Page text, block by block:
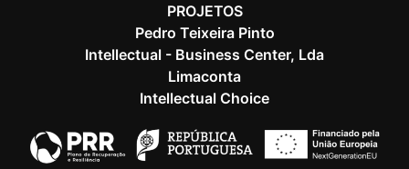
Contactos Recrutamento Política de Privacidade
PROJETOS
Pedro Teixeira Pinto
Intellectual - Business Center, Lda
Limaconta
Intellectual Choice